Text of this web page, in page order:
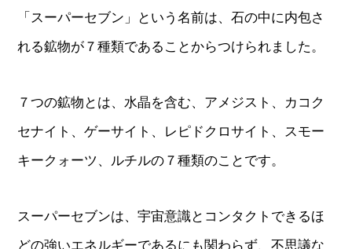
「スーパーセブン」という名前は、石の中に内包さ
れる鉱物が７種類であることからつけられました。
７つの鉱物とは、水晶を含む、アメジスト、カコク
セナイト、ゲーサイト、レピドクロサイト、スモー
キークォーツ、ルチルの７種類のことです。
スーパーセブンは、宇宙意識とコンタクトできるほ
どの強いエネルギーであるにも関わらず、不思議な